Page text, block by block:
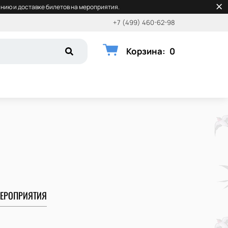
и доставке билетов на мероприятия.
+7 (499) 460-62-98
Корзина: 0